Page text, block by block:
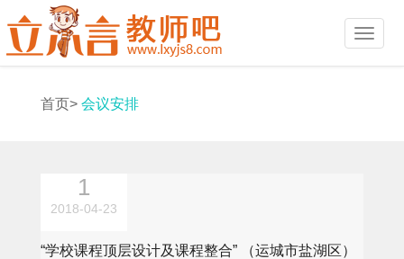
首页> 会议安排
2018-04-23
“学校课程顶层设计及课程整合” （运城市盐湖区）